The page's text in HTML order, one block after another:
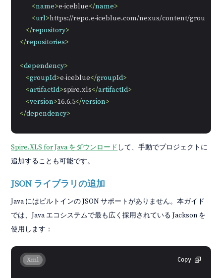
<name>e-iceblue</name>
<url>https://repo.e-iceblue.com/nexus/content/groups/
</repository>
</repositories>
<dependency>
<groupId>e-iceblue</groupId>
<artifactId>spire.xls</artifactId>
<version>16.6.5</version>
</dependency>
Spire.XLS for Java をダウンロード して、手動でプロジェクトに
追加することも可能です。
JSON ライブラリの追加
Java にはビルトインの JSON サポートがありません。本ガイド
では、Java エコシステムで最も広く採用されている Jackson を
使用します：
Copy
Xml